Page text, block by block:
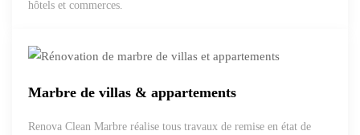
hôtels et commerces.
Marbre de villas & appartements
Renova Clean Marbre réalise tous travaux de remise en état de